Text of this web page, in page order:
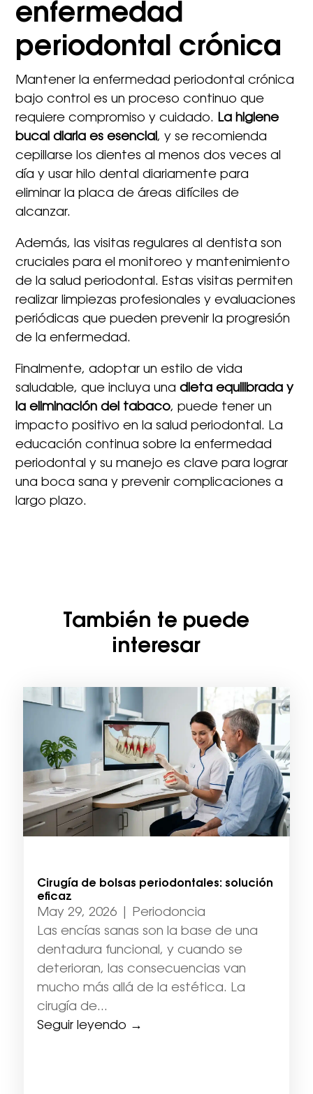
enfermedad
periodontal crónica
Mantener la enfermedad periodontal crónica
bajo control es un proceso continuo que
requiere compromiso y cuidado. La higiene
bucal diaria es esencial, y se recomienda
cepillarse los dientes al menos dos veces al
día y usar hilo dental diariamente para
eliminar la placa de áreas difíciles de
alcanzar.
Además, las visitas regulares al dentista son
cruciales para el monitoreo y mantenimiento
de la salud periodontal. Estas visitas permiten
realizar limpiezas profesionales y evaluaciones
periódicas que pueden prevenir la progresión
de la enfermedad.
Finalmente, adoptar un estilo de vida
saludable, que incluya unadieta equilibrada y
la eliminación del tabaco, puede tener un
impacto positivo en la salud periodontal. La
educación continua sobre la enfermedad
periodontal y su manejo es clave para lograr
una boca sana y prevenir complicaciones a
largo plazo.
También te puede
interesar
Cirugía de bolsas periodontales: solución
eficaz
May 29, 2026| Periodoncia
Las encías sanas son la base de una
dentadura funcional, y cuando se
deterioran, las consecuencias van
mucho más allá de la estética. La
cirugía de...
Seguir leyendo →